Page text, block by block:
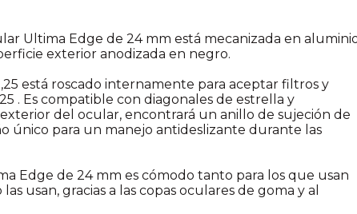
Ultima Edge de 24 mm está mecanizada en
exterior anodizada en negro.
está roscado internamente para aceptar filtros y
. Es compatible con diagonales de estrella y
exterior del ocular, encontrará un anillo de sujeción de
único para un manejo antideslizante durante las
Edge de 24 mm es cómodo tanto para los que usan
usan, gracias a las copas oculares de goma y al